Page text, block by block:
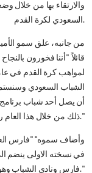
والارتقاء بها من خلال
السعودي لكرة القدم.
من جانبه، علق سمو
قائلاً "أننا فخورون
لمواهب كرة القدم في
الشباب السعودي
أن يصل أحد شباب
ذلك من خلال هذا العام رغم حداثة التجربة."
وأضاف سموه” "فارس
في نسخته الاولى ينضم
فارس ونادي الشباب وهو أولى ثمار أكاديمية ماكدونالدز لمواهب كرة القدم."